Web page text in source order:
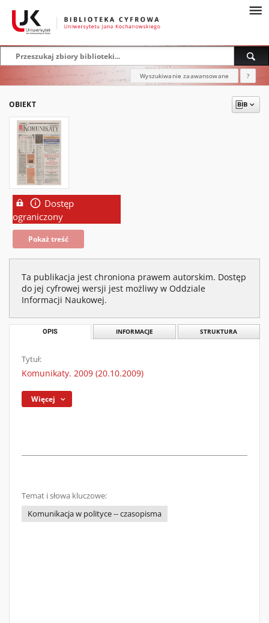
Wyszukiwanie zaawansowane ?
OBIEKT
Dostęp
ograniczony
Pokaż treść
Ta publikacja jest chroniona prawem autorskim. Dostęp
do jej cyfrowej wersji jest możliwy w Oddziale
Informacji Naukowej.
OPIS INFORMACJE STRUKTURA
Tytuł:
Komunikaty. 2009 (20.10.2009)
Więcej
Temat i słowa kluczowe:
Komunikacja w polityce -- czasopisma